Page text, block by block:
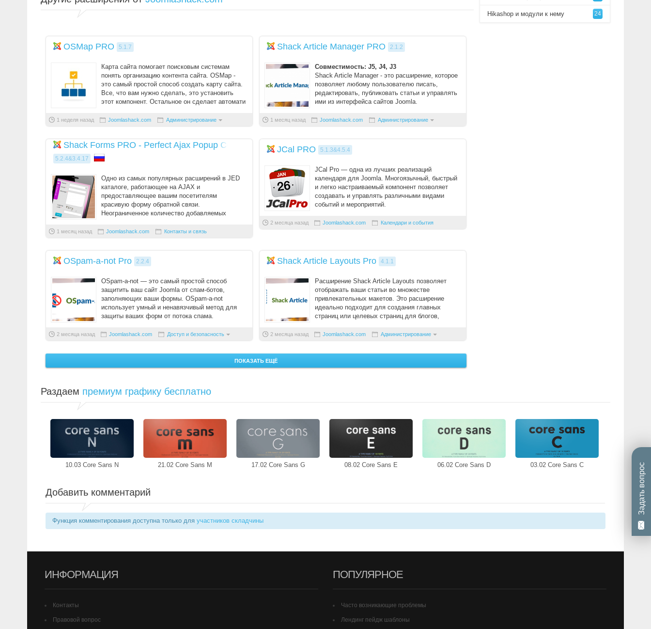
OSMap PRO 5.1.7
Карта сайта помогает поисковым системам
понять организацию контента сайта. OSMap -
это самый простой способ создать карту сайта.
Все, что вам нужно сделать, это установить
этот компонент. Остальное он сделает автомати
1 неделя назад Joomlashack.com Администрирование
Shack Article Manager PRO 2.1.2
Совместимость: J5, J4, J3
Shack Article Manager - это расширение, которое
позволяет любому пользователю писать,
редактировать, публиковать статьи и управлять
ими из интерфейса сайтов Joomla.
1 месяц назад Joomlashack.com Администрирование
Shack Forms PRO - Perfect Ajax Popup Contact Form
5.2.4&3.4.17
Одно из самых популярных расширений в JED
каталоге, работающее на AJAX и
предоставляющее вашим посетителям
красивую форму обратной связи.
Неограниченное количество добавляемых
1 месяц назад Joomlashack.com Контакты и связь
JCal PRO 5.1.3&4.5.4
JCal Pro — одна из лучших реализаций
календаря для Joomla. Многоязычный, быстрый
и легко настраиваемый компонент позволяет
создавать и управлять различными видами
событий и мероприятий.
2 месяца назад Joomlashack.com Календари и события
OSpam-a-not Pro 2.2.4
OSpam-a-not — это самый простой способ
защитить ваш сайт Joomla от спам-ботов,
заполняющих ваши формы. OSpam-a-not
использует умный и ненавязчивый метод для
защиты ваших форм от потока спама.
2 месяца назад Joomlashack.com Доступ и безопасность
Shack Article Layouts Pro 4.1.1
Расширение Shack Article Layouts позволяет
отображать ваши статьи во множестве
привлекательных макетов. Это расширение
идеально подходит для создания главных
страниц или целевых страниц для блогов,
2 месяца назад Joomlashack.com Администрирование
ПОКАЗАТЬ ЕЩЁ
Hikashop и модули к нему 24
Раздаем премиум графику бесплатно
10.03 Core Sans N 21.02 Core Sans M 17.02 Core Sans G 08.02 Core Sans E 06.02 Core Sans D 03.02 Core Sans C
Добавить комментарий
Функция комментирования доступна только для участников складчины
ИНФОРМАЦИЯ
Контакты
Правовой вопрос
ПОПУЛЯРНОЕ
Часто возникающие проблемы
Лендинг пейдж шаблоны
Задать вопрос
Забыли логин?